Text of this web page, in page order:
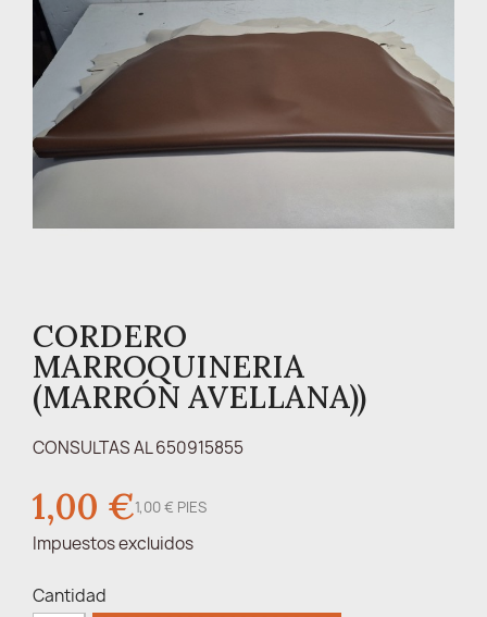
CORDERO
MARROQUINERIA
(MARRÓN AVELLANA))
CONSULTAS AL 650915855
1,00 €1,00 € PIES
Impuestos excluidos
Cantidad